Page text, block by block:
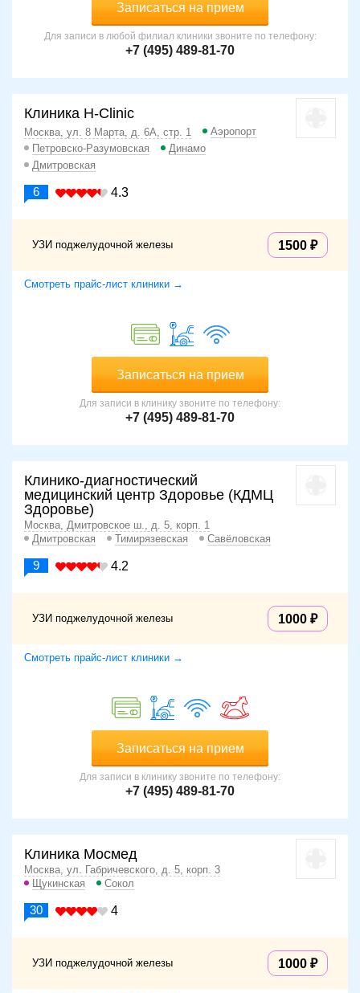
Записаться на прием
Для записи в любой филиал клиники звоните по телефону:
+7 (495) 489-81-70
Клиника H-Clinic
Москва, ул. 8 Марта, д. 6А, стр. 1
Аэропорт
Петровско-Разумовская
Динамо
Дмитровская
6 4.3
УЗИ поджелудочной железы 1500
Смотреть прайс-лист клиники →
Записаться на прием
Для записи в клинику звоните по телефону:
+7 (495) 489-81-70
Клинико-диагностический
медицинский центр Здоровье (КДМЦ
Здоровье)
Москва, Дмитровское ш., д. 5, корп. 1
Дмитровская
Тимирязевская Савёловская
9 4.2
УЗИ поджелудочной железы 1000
Смотреть прайс-лист клиники →
Записаться на прием
Для записи в клинику звоните по телефону:
+7 (495) 489-81-70
Клиника Мосмед
Москва, ул. Габричевского, д. 5, корп. 3
Щукинская
Сокол
30 4
УЗИ поджелудочной железы 1000